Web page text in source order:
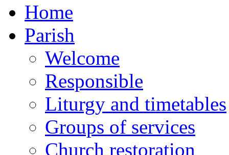
Home
Parish
Welcome
Responsible
Liturgy and timetables
Groups of services
Church restoration